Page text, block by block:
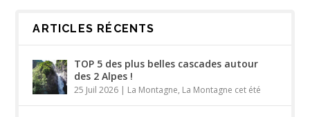
ARTICLES RÉCENTS
TOP 5 des plus belles cascades autour
des 2 Alpes !
25 Juil 2026 | La Montagne, La Montagne cet été